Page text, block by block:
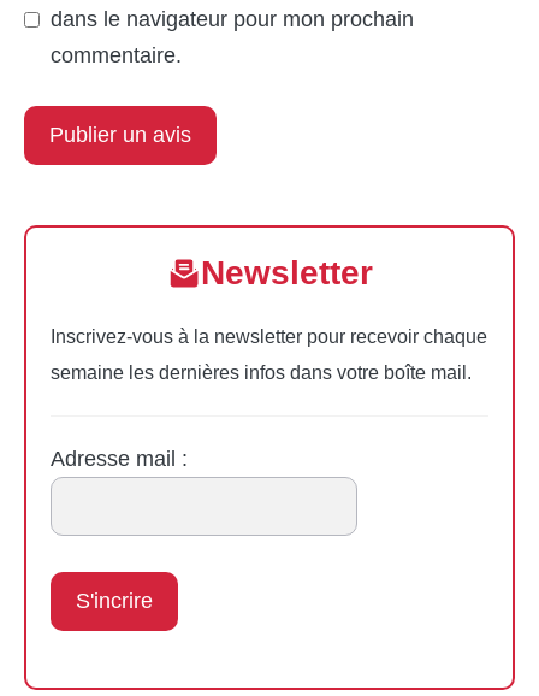
dans le navigateur pour mon prochain
commentaire.
Newsletter
Inscrivez-vous à la newsletter pour recevoir chaque
semaine les dernières infos dans votre boîte mail.
Adresse mail :